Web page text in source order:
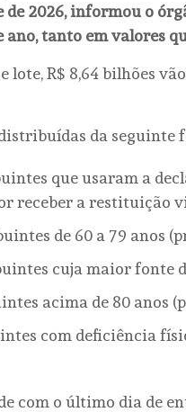
2026, informou o
ano, tanto em valores
lote, R$ 8,64 bilhões
da seguinte
que usaram a
receber a restituição
de 60 a 79 anos
cuja maior fonte
acima de 80 anos
com deficiência
com o último dia de